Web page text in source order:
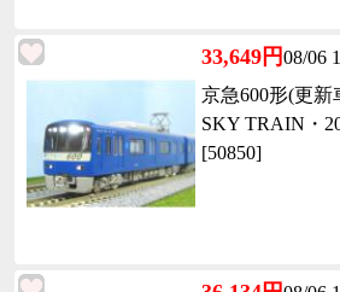
33,649円08/06
京急600形(更
SKY TRAIN・
[50850]